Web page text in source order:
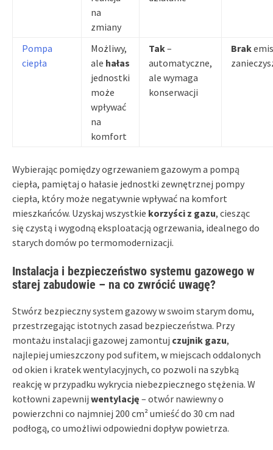
na
zmiany
Pompa
ciepła
Możliwy,
ale hałas
jednostki
może
wpływać
na
komfort
Tak–
automatyczne,
ale wymaga
konserwacji
Brak
Wybierając pomiędzy ogrzewaniem gazowym a pompą
ciepła, pamiętaj o hałasie jednostki zewnętrznej pompy
ciepła, który może negatywnie wpływać na komfort
mieszkańców. Uzyskaj wszystkie korzyści z gazu, ciesząc
się czystą i wygodną eksploatacją ogrzewania, idealnego do
starych domów po termomodernizacji.
Instalacja i bezpieczeństwo systemu gazowego w
starej zabudowie – na co zwrócić uwagę?
Stwórz bezpieczny system gazowy w swoim starym domu,
przestrzegając istotnych zasad bezpieczeństwa. Przy
montażu instalacji gazowej zamontuj czujnik gazu,
najlepiej umieszczony pod sufitem, w miejscach oddalonych
od okien i kratek wentylacyjnych, co pozwoli na szybką
reakcję w przypadku wykrycia niebezpiecznego stężenia. W
kotłowni zapewnij wentylację – otwór nawiewny o
powierzchni co najmniej 200 cm² umieść do 30 cm nad
podłogą, co umożliwi odpowiedni dopływ powietrza.